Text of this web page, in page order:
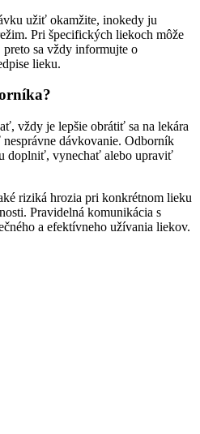
užiť okamžite, inokedy ju
Pri špecifických liekoch môže
sa vždy informujte o
lieku.
vždy je lepšie obrátiť sa na lekára
dávkovanie. Odborník
doplniť, vynechať alebo upraviť
riziká hrozia pri konkrétnom lieku
Pravidelná komunikácia s
a efektívneho užívania liekov.